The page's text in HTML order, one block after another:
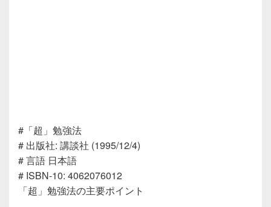
#「超」勉強法
# 出版社: 講談社 (1995/12/4)
# 言語 日本語
# ISBN-10: 4062076012
「超」勉強法の主要ポイント